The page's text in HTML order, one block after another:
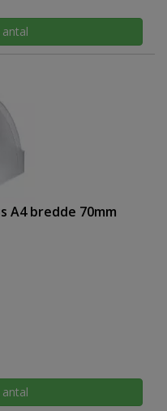
A4 bredde 70mm